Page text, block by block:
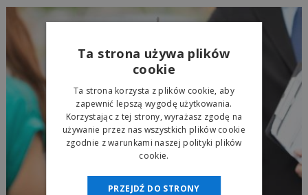
Ta strona używa plików
cookie
Ta strona korzysta z plików cookie, aby
zapewnić lepszą wygodę użytkowania.
Korzystając z tej strony, wyrażasz zgodę na
używanie przez nas wszystkich plików cookie
zgodnie z warunkami naszej polityki plików
cookie.
PRZEJDŹ DO STRONY